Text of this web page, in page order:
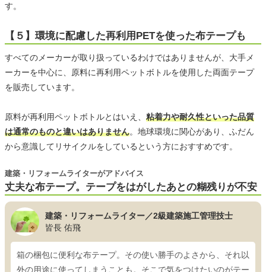
す。
【５】環境に配慮した再利用PETを使った布テープも
すべてのメーカーが取り扱っているわけではありませんが、大手メ
ーカーを中心に、原料に再利用ペットボトルを使用した両面テープ
を販売しています。
原料が再利用ペットボトルとはいえ、 粘着力や耐久性といった品質
は通常のものと違いはありません。地球環境に関心があり、ふだん
から意識してリサイクルをしているという方におすすめです。
丈夫な布テープ。テープをはがしたあとの糊残りが不安
建築・リフォームライターがアドバイス
建築・リフォームライター／2級建築施工管理技士
皆長 佑飛
箱の梱包に便利な布テープ。その使い勝手のよさから、それ以
外の用途に使ってしまうことも。そこで気をつけたいのがテー